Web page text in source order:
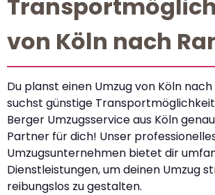
von Köln nach
Du planst einen Umzug von Köln
suchst günstige
Berger Umzugsservice aus Köln
Partner für dich! Unser
Umzugsunternehmen bietet dir
Dienstleistungen, um deinen Umzug
reibungslos zu gestalten.